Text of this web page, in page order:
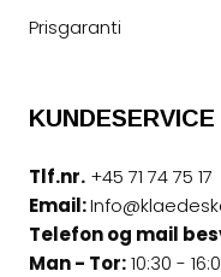
Prisgaranti
KUNDESERVICE
Tlf.nr. +45 71 74 75 17
Email:
Telefon og mail
Man - Tor:10:30 -